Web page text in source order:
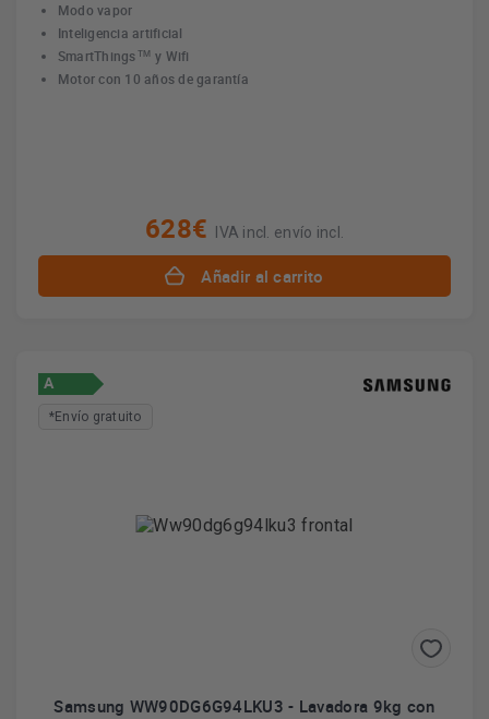
Modo vapor
Inteligencia artificial
SmartThings™ y Wifi
Motor con 10 años de garantía
628€ IVA incl. envío incl.
Añadir al carrito
A
*Envío gratuito
Samsung WW90DG6G94LKU3 - Lavadora 9kg con